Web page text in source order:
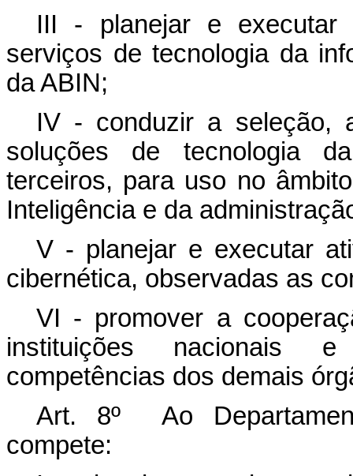
III - planejar e
serviços de tecnologia da
da ABIN;
IV - conduzir a seleção,
soluções de tecnologia
terceiros, para uso no
Inteligência e da
V - planejar e executar
cibernética, observadas as
VI - promover a
instituições nacionais
competências dos demais
Art. 8º Ao
compete: